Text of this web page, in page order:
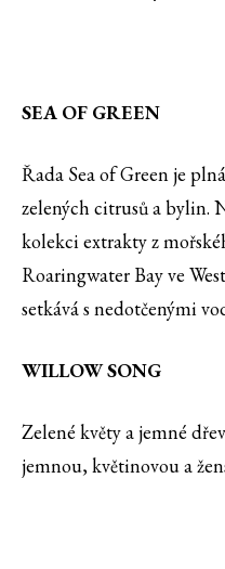
SEA OF GREEN
Řada Sea of Green je
zelených citrusů a bylin.
kolekci extrakty z
Roaringwater Bay ve
setkává s nedotčenými
WILLOW SONG
Zelené květy a jemné
jemnou, květinovou a